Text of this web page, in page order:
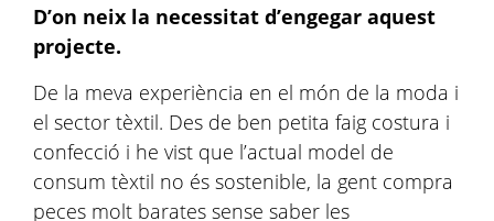
D’on neix la necessitat d’engegar aquest
projecte.
De la meva experiència en el món de la moda i
el sector tèxtil. Des de ben petita faig costura i
confecció i he vist que l’actual model de
consum tèxtil no és sostenible, la gent compra
peces molt barates sense saber les